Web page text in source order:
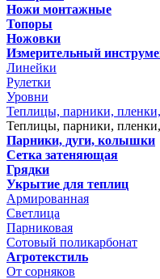
Ножи монтажные
Топоры
Ножовки
Измерительный
Линейки
Рулетки
Уровни
Теплицы, парники, пленки,
Теплицы, парники, пленки,
Парники, дуги, колышки
Сетка затеняющая
Грядки
Укрытие для теплиц
Армированная
Светлица
Парниковая
Сотовый поликарбонат
Агротекстиль
От сорняков